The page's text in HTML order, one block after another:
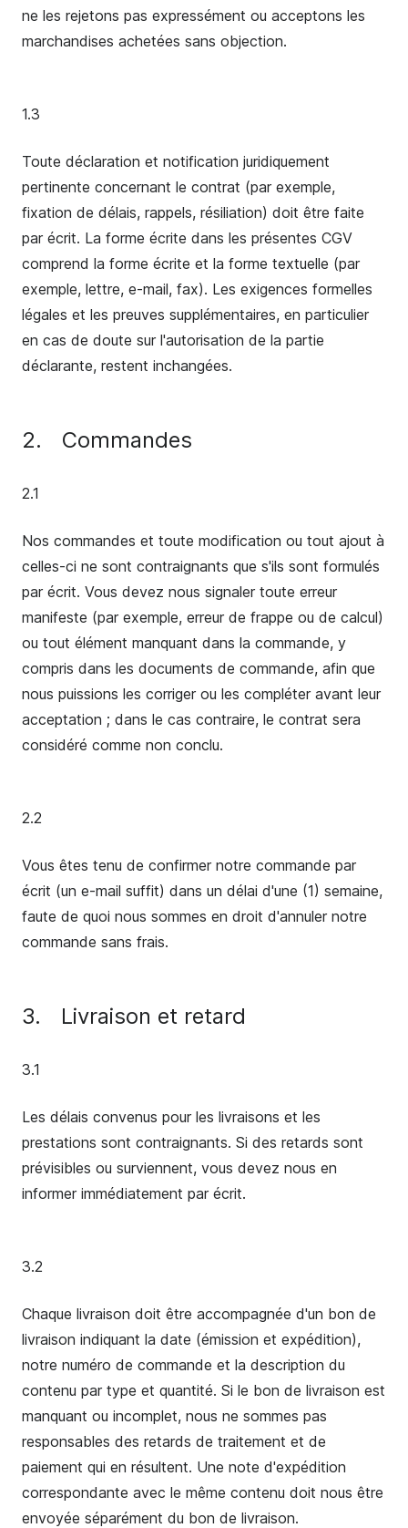
ne les rejetons pas expressément ou acceptons les
marchandises achetées sans objection.
1.3
Toute déclaration et notification juridiquement
pertinente concernant le contrat (par exemple,
fixation de délais, rappels, résiliation) doit être faite
par écrit. La forme écrite dans les présentes CGV
comprend la forme écrite et la forme textuelle (par
exemple, lettre, e-mail, fax). Les exigences formelles
légales et les preuves supplémentaires, en particulier
en cas de doute sur l'autorisation de la partie
déclarante, restent inchangées.
2. Commandes
2.1
Nos commandes et toute modification ou tout ajout à
celles-ci ne sont contraignants que s'ils sont formulés
par écrit. Vous devez nous signaler toute erreur
manifeste (par exemple, erreur de frappe ou de calcul)
ou tout élément manquant dans la commande, y
compris dans les documents de commande, afin que
nous puissions les corriger ou les compléter avant leur
acceptation ; dans le cas contraire, le contrat sera
considéré comme non conclu.
2.2
Vous êtes tenu de confirmer notre commande par
écrit (un e-mail suffit) dans un délai d'une (1) semaine,
faute de quoi nous sommes en droit d'annuler notre
commande sans frais.
3. Livraison et retard
3.1
Les délais convenus pour les livraisons et les
prestations sont contraignants. Si des retards sont
prévisibles ou surviennent, vous devez nous en
informer immédiatement par écrit.
3.2
Chaque livraison doit être accompagnée d'un bon de
livraison indiquant la date (émission et expédition),
notre numéro de commande et la description du
contenu par type et quantité. Si le bon de livraison est
manquant ou incomplet, nous ne sommes pas
responsables des retards de traitement et de
paiement qui en résultent. Une note d'expédition
correspondante avec le même contenu doit nous être
envoyée séparément du bon de livraison.